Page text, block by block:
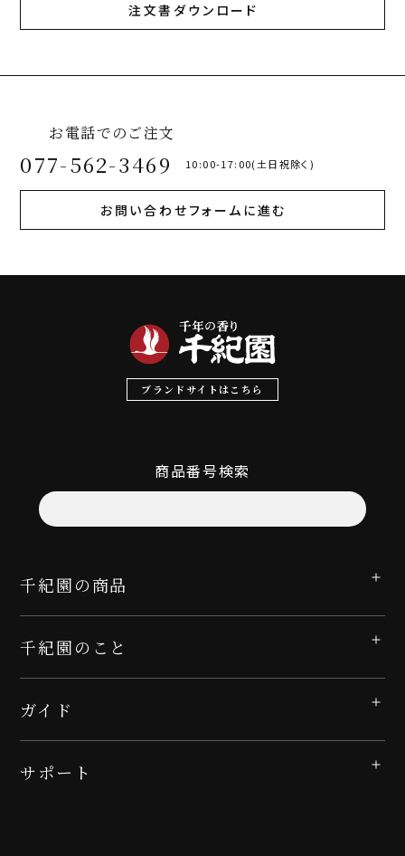
注文書ダウンロード
お電話でのご注文
077-562-3469 10:00-17:00(土日祝除く)
お問い合わせフォームに進む
ブランドサイトはこちら
商品番号検索
千紀園の商品
千紀園のこと
ガイド
サポート